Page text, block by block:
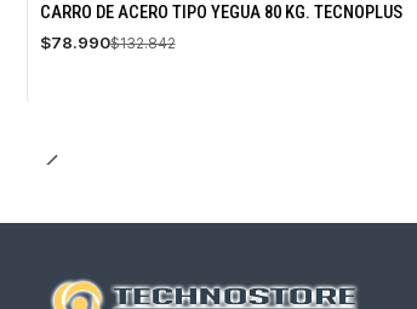
-41%
OFF
CARRO DE ACERO TIPO YEGUA 80 KG. TECNOPLUS
$78.990$132.842